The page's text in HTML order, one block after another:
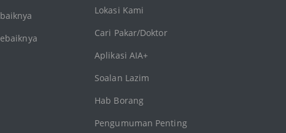
Lokasi Kami
Cari Pakar/Doktor
Aplikasi AIA+
Soalan Lazim
Hab Borang
Pengumuman Penting